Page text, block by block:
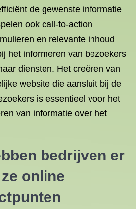
de gewenste informatie
ook call-to-action
en relevante inhoud
het informeren van bezoekers
diensten. Het creëren van
website die aansluit bij de
is essentieel voor het
van informatie over het
bedrijven er
online